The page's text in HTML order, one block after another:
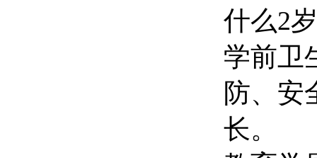
什么2
学前卫
防、安
长。